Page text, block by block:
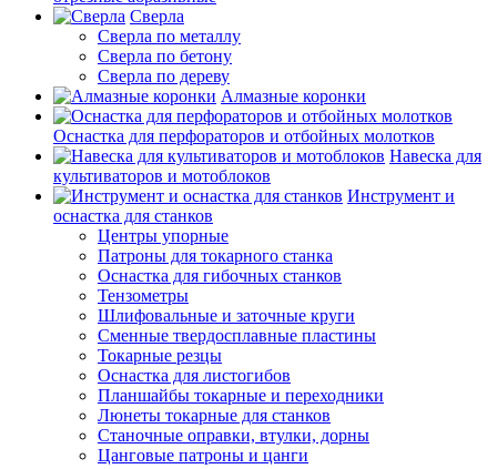
Сверла
Сверла по металлу
Сверла по бетону
Сверла по дереву
Алмазные коронки
Оснастка для перфораторов и отбойных молотков
Навеска для
культиваторов и мотоблоков
Инструмент и
оснастка для станков
Центры упорные
Патроны для токарного станка
Оснастка для гибочных станков
Тензометры
Шлифовальные и заточные круги
Сменные твердосплавные пластины
Токарные резцы
Оснастка для листогибов
Планшайбы токарные и переходники
Люнеты токарные для станков
Станочные оправки, втулки, дорны
Цанговые патроны и цанги